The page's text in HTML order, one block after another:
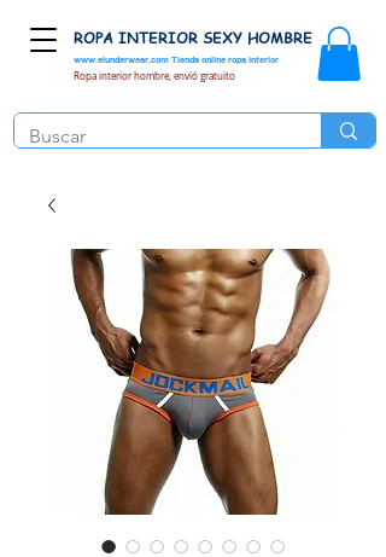
www.elunderwear.com Tienda online ropa interior
ROPA INTERIOR SEXY HOMBRE
Ropa interior hombre, envió gratuito